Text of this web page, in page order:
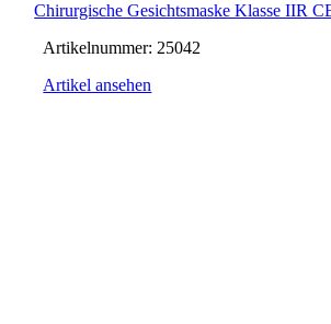
Chirurgische Gesichtsmaske Klasse IIR
Artikelnummer: 25042
Artikel ansehen